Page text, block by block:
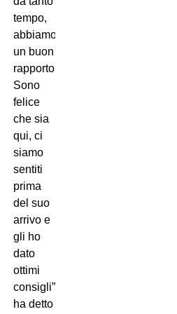
tempo,
abbiamo
un buon
rapporto.
Sono
felice
che sia
qui, ci
siamo
sentiti
prima
del suo
arrivo e
gli ho
dato
ottimi
consigli”,
ha detto